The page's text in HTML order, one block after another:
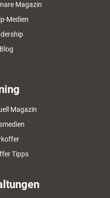
Magazin
Medien
Magazin
Tipps